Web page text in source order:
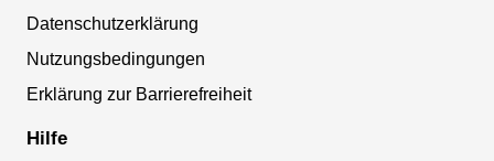
Datenschutzerklärung
Nutzungsbedingungen
Erklärung zur Barrierefreiheit
Hilfe